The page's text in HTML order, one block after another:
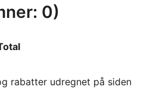
0)
rabatter udregnet på siden